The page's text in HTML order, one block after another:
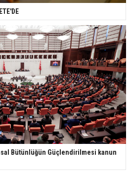
Bütünlüğün Güçlendirilmesi kanun